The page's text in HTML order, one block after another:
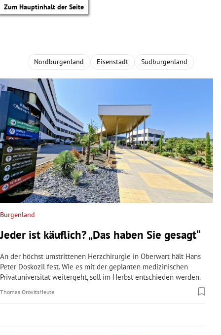
Zum Hauptinhalt der Seite
Untermenü
Untermenü
Untermenü
Nordburgenland Eisenstadt Südburgenland
Burgenland
Jeder ist käuflich? „Das haben Sie gesagt“
An der höchst umstrittenen Herzchirurgie in Oberwart hält Hans
Peter Doskozil fest. Wie es mit der geplanten medizinischen
Privatuniversität weitergeht, soll im Herbst entschieden werden.
Thomas OrovitsHeute